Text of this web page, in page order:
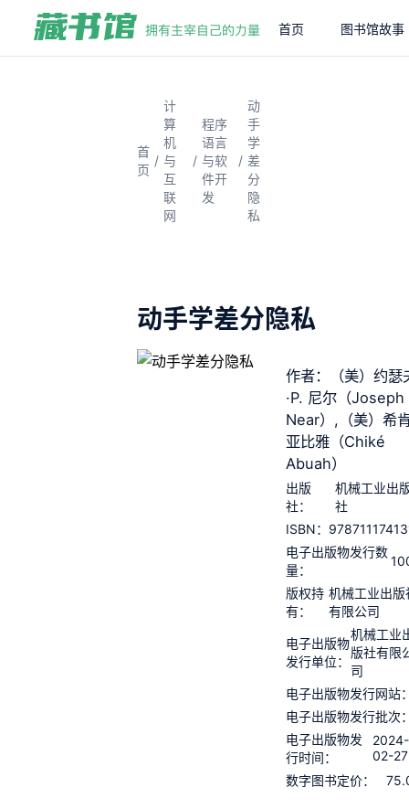
首页 图书馆故事
首
页
/
计
算
机
与
互
联
网
/
程序
语言
与软
件开
发
/
动
手
学
差
分
隐
私
动手学差分隐私
作者：（美）约瑟
·P. 尼尔（Joseph
Near）,（美）希
亚比雅（Chiké
Abuah）
出版
社：
机械工业出
社
ISBN：
电子出版物发行数
量：
版权持
有：
机械工业出版
有限公司
电子出版物
发行单位：
机械工业
版社有限
司
电子出版物发行网站
电子出版物发行批次
电子出版物发
行时间：
2024-
02-27
数字图书定价：